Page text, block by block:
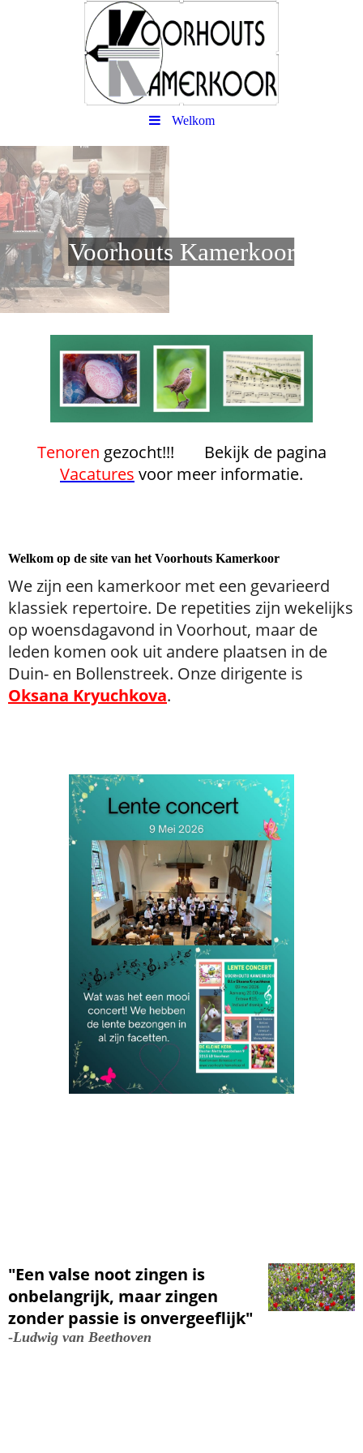
Welkom
Voorhouts Kamerkoor
Tenoren gezocht!!!
Bekijk de pagina
Vacatures voor meer informatie.
Welkom op de site van het Voorhouts Kamerkoor
We zijn een kamerkoor met een gevarieerd
klassiek repertoire. De repetities zijn wekelijks
op woensdagavond in Voorhout, maar de
leden komen ook uit andere plaatsen in de
Duin- en Bollenstreek. Onze dirigente is
Oksana Kryuchkova.
"Een valse noot zingen is
onbelangrijk, maar zingen
zonder passie is onvergeeflijk"
-Ludwig van Beethoven